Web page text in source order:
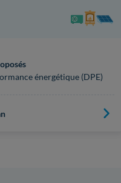
énergétique (DPE)